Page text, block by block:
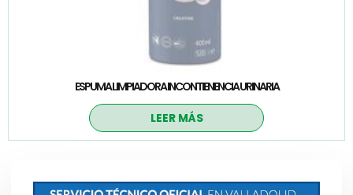
ESPUMA LIMPIADORA INCONTIENENCIA URINARIA
LEER MÁS